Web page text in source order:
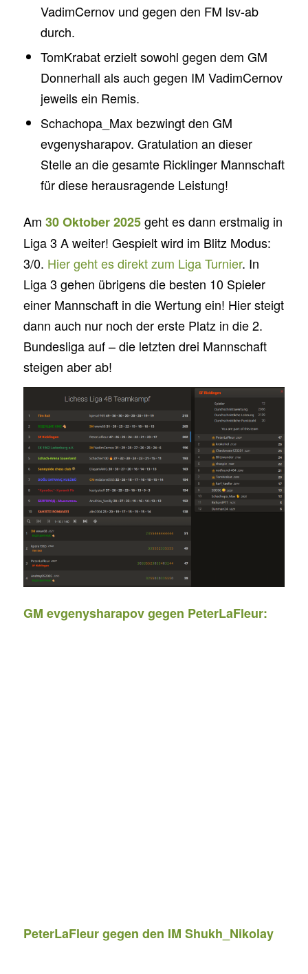
VadimCernov und gegen den FM lsv-ab
durch.
TomKrabat erzielt sowohl gegen dem GM
Donnerhall als auch gegen IM VadimCernov
jeweils ein Remis.
Schachopa_Max bezwingt den GM
evgenysharapov. Gratulation an dieser
Stelle an die gesamte Ricklinger Mannschaft
für diese herausragende Leistung!
Am 30 Oktober 2025geht es dann erstmalig in
Liga 3 A weiter! Gespielt wird im Blitz Modus:
3/0. Hier geht es direkt zum Liga Turnier. In
Liga 3 gehen übrigens die besten 10 Spieler
einer Mannschaft in die Wertung ein! Hier steigt
dann auch nur noch der erste Platz in die 2.
Bundesliga auf – die letzten drei Mannschaft
steigen aber ab!
GM evgenysharapov gegen PeterLaFleur:
PeterLaFleur gegen den IM Shukh_Nikolay